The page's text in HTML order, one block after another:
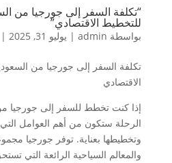
“تكلفة السفر إلى جورجيا من
للتخطيط الاقتصادي”
بواسطة admin
| يوليو 31, 2025 |
تكلفة السفر إلى جورجيا من
الاقتصادي
إذا كنت تخطط للسفر إلى جورجيا
الرحلة ستكون من أهم العوامل التي
وتخطيطها بعناية. توفر جورجيا
والمعالم السياحية الرائعة التي